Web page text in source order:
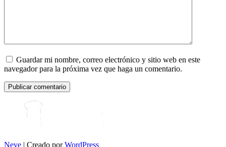
Guardar mi nombre, correo electrónico y sitio web en este
navegador para la próxima vez que haga un comentario.
Neve | Creado porWordPress